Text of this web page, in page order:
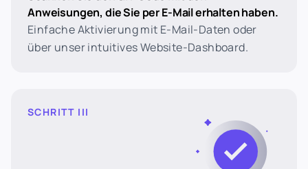
Anweisungen, die Sie per E-Mail erhalten haben.
Einfache Aktivierung mit E-Mail-Daten oder
über unser intuitives Website-Dashboard.
SCHRITT III